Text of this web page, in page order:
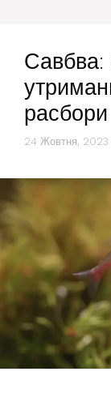
Савбва:
расбори
24 Жовтня, 2023